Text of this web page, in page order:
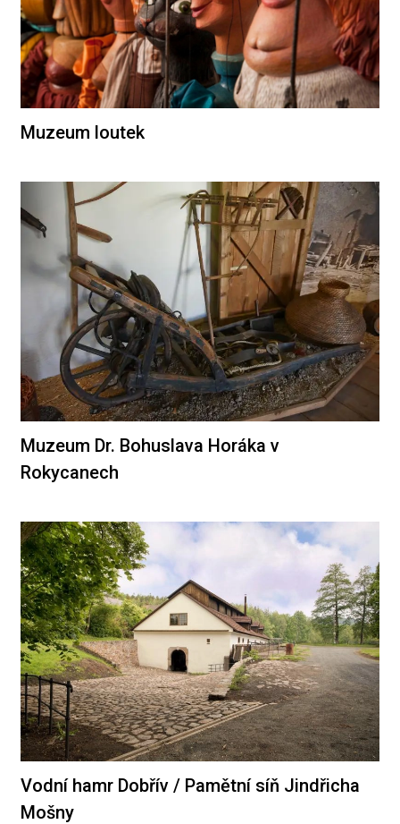
Muzeum loutek
Muzeum Dr. Bohuslava Horáka v
Rokycanech
Vodní hamr Dobřív / Pamětní síň Jindřicha
Mošny